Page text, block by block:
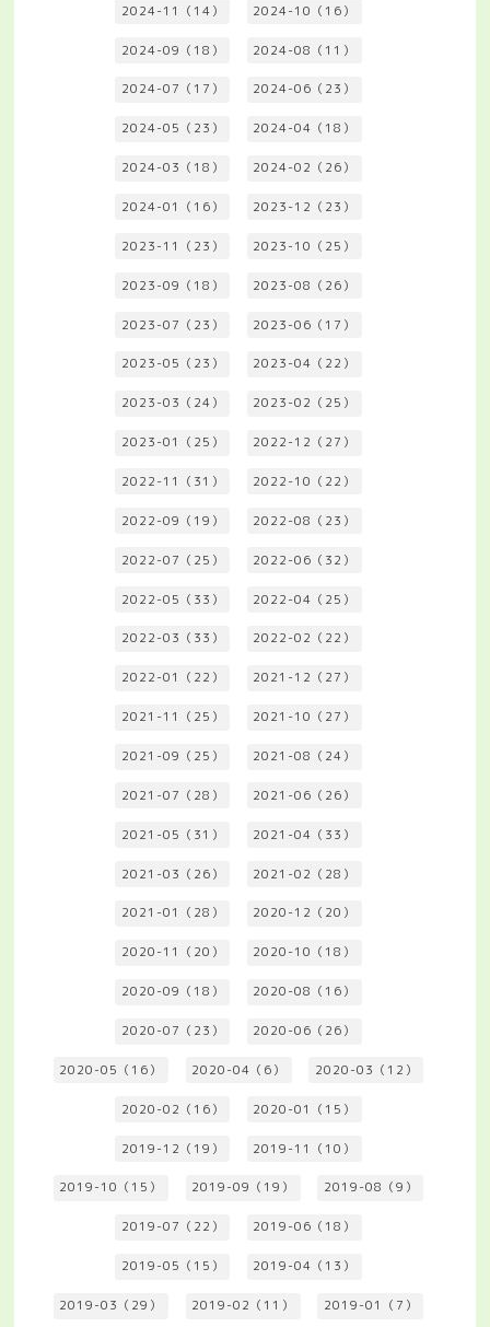
2024-11（14） 2024-10（16）
2024-09（18） 2024-08（11）
2024-07（17） 2024-06（23）
2024-05（23） 2024-04（18）
2024-03（18） 2024-02（26）
2024-01（16） 2023-12（23）
2023-11（23） 2023-10（25）
2023-09（18） 2023-08（26）
2023-07（23） 2023-06（17）
2023-05（23） 2023-04（22）
2023-03（24） 2023-02（25）
2023-01（25） 2022-12（27）
2022-11（31） 2022-10（22）
2022-09（19） 2022-08（23）
2022-07（25） 2022-06（32）
2022-05（33） 2022-04（25）
2022-03（33） 2022-02（22）
2022-01（22） 2021-12（27）
2021-11（25） 2021-10（27）
2021-09（25） 2021-08（24）
2021-07（28） 2021-06（26）
2021-05（31） 2021-04（33）
2021-03（26） 2021-02（28）
2021-01（28） 2020-12（20）
2020-11（20） 2020-10（18）
2020-09（18） 2020-08（16）
2020-07（23） 2020-06（26）
2020-05（16） 2020-04（6） 2020-03（12）
2020-02（16） 2020-01（15）
2019-12（19） 2019-11（10）
2019-10（15） 2019-09（19） 2019-08（9）
2019-07（22） 2019-06（18）
2019-05（15） 2019-04（13）
2019-03（29） 2019-02（11） 2019-01（7）